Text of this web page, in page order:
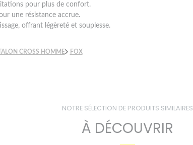
pour plus de confort.
une résistance accrue.
offrant légèreté et souplesse.
CROSS HOMME FOX
NOTRE SÉLECTION DE PRODUITS SIMILAIRES
À DÉCOUVRIR